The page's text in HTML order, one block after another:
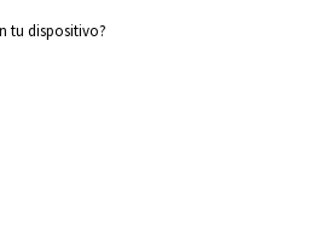
y de tratamiento de datos
tu dispositivo?